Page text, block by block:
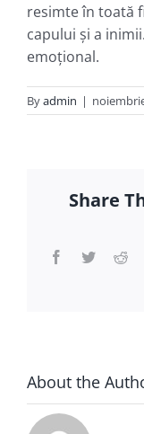
resimte în toată
capului şi a
emoţional.
Byadmin |
Share
Facebook
Twitter
About the